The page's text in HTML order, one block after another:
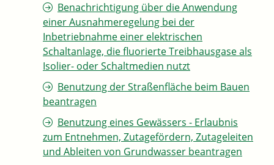
Benachrichtigung über die Anwendung
einer Ausnahmeregelung bei der
Inbetriebnahme einer elektrischen
Schaltanlage, die fluorierte Treibhausgase als
Isolier- oder Schaltmedien nutzt
Benutzung der Straßenfläche beim Bauen
beantragen
Benutzung eines Gewässers - Erlaubnis
zum Entnehmen, Zutagefördern, Zutageleiten
und Ableiten von Grundwasser beantragen